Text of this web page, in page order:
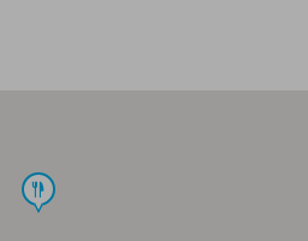
food